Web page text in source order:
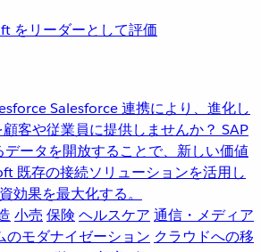
をリーダーとして評価
Salesforce 連携により、進化し
客や従業員に提供しませんか？ SAP
ータを開放することで、新しい価値
既存の接続ソリューションを活用し
効果を最大化する。
小売 保険 ヘルスケア 通信・メディア
のモダナイゼーション クラウドへの移